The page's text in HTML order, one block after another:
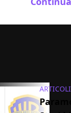
ARTICOLI